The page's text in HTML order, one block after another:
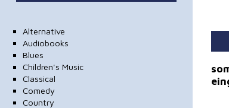
Alternative
Audiobooks
Blues
Children's Music
Classical
Comedy
Country